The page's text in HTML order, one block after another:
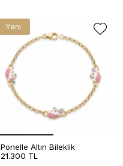
Yeni
Ponelle Altın Bileklik
21.300 TL